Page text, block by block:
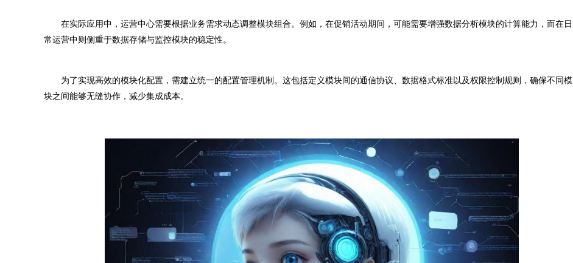
在实际应用中，运营中心需要根据业务需求动态调整模块组合。例如，在促销活动期间，可能需要增强数据分析模块的计算能力，而在日
常运营中则侧重于数据存储与监控模块的稳定性。
为了实现高效的模块化配置，需建立统一的配置管理机制。这包括定义模块间的通信协议、数据格式标准以及权限控制规则，确保不同模
块之间能够无缝协作，减少集成成本。